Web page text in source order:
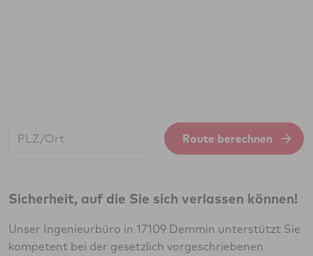
Route berechnen
Sicherheit, auf die Sie sich verlassen können!
Unser Ingenieurbüro in 17109 Demmin unterstützt Sie
kompetent bei der gesetzlich vorgeschriebenen